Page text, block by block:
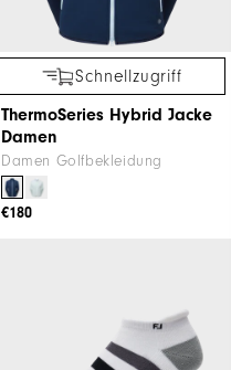
Schnellzugriff
ThermoSeries Hybrid Jacke
Damen
Damen Golfbekleidung
€180